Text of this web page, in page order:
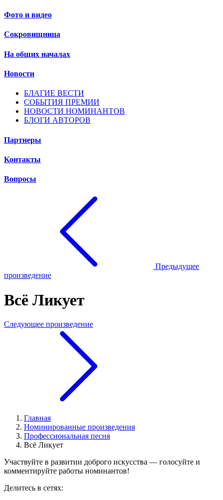
Фото и видео
Сокровищница
На общих началах
Новости
БЛАГИЕ ВЕСТИ
СОБЫТИЯ ПРЕМИИ
НОВОСТИ НОМИНАНТОВ
БЛОГИ АВТОРОВ
Партнеры
Контакты
Вопросы
Предыдущее
произведение
Всё Ликует
Следующее произведение
Главная
Номинированные произведения
Профессиональная песня
Всё Ликует
Участвуйте в развитии доброго искусства — голосуйте и
комментируйте работы номинантов!
Делитесь в сетях: